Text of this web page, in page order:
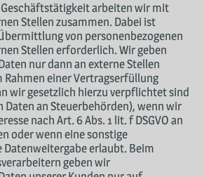
arbeiten wir mit
Stellen zusammen. Dabei ist
von personenbezogenen
Stellen erforderlich. Wir geben
nur dann an externe Stellen
Rahmen einer Vertragserfüllung
wir gesetzlich hierzu verpflichtet sind
Daten an Steuerbehörden), wenn wir
nach Art. 6 Abs. 1 lit. f DSGVO an
oder wenn eine sonstige
Datenweitergabe erlaubt. Beim
geben wir